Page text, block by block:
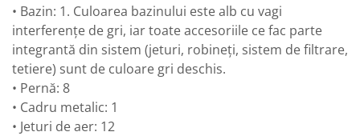
• Bazin: 1. Culoarea bazinului este alb cu vagi
interferențe de gri, iar toate accesoriile ce fac parte
integrantă din sistem (jeturi, robineți, sistem de filtrare,
tetiere) sunt de culoare gri deschis.
• Pernă: 8
• Cadru metalic: 1
• Jeturi de aer: 12